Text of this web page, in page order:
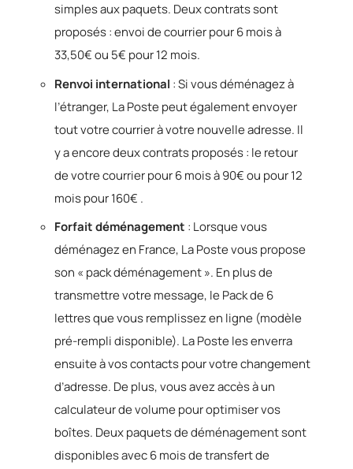
simples aux paquets. Deux contrats sont
proposés : envoi de courrier pour 6 mois à
33,50€ ou 5€ pour 12 mois.
Renvoi international : Si vous déménagez à
l’étranger, La Poste peut également envoyer
tout votre courrier à votre nouvelle adresse. Il
y a encore deux contrats proposés : le retour
de votre courrier pour 6 mois à 90€ ou pour 12
mois pour 160€ .
Forfait déménagement : Lorsque vous
déménagez en France, La Poste vous propose
son « pack déménagement ». En plus de
transmettre votre message, le Pack de 6
lettres que vous remplissez en ligne (modèle
pré-rempli disponible). La Poste les enverra
ensuite à vos contacts pour votre changement
d’adresse. De plus, vous avez accès à un
calculateur de volume pour optimiser vos
boîtes. Deux paquets de déménagement sont
disponibles avec 6 mois de transfert de